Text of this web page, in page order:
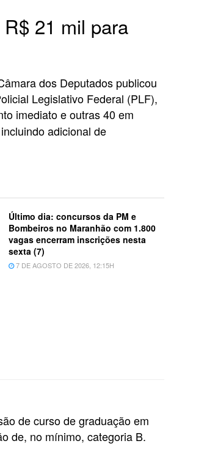
21 mil para
dos Deputados publicou
Legislativo Federal (PLF),
imediato e outras 40 em
incluindo adicional de
Último dia: concursos da PM e
Bombeiros no Maranhão com 1.800
vagas encerram inscrições nesta
sexta (7)
7 DE AGOSTO DE 2026, 12:15H
de curso de graduação em
de, no mínimo, categoria B.